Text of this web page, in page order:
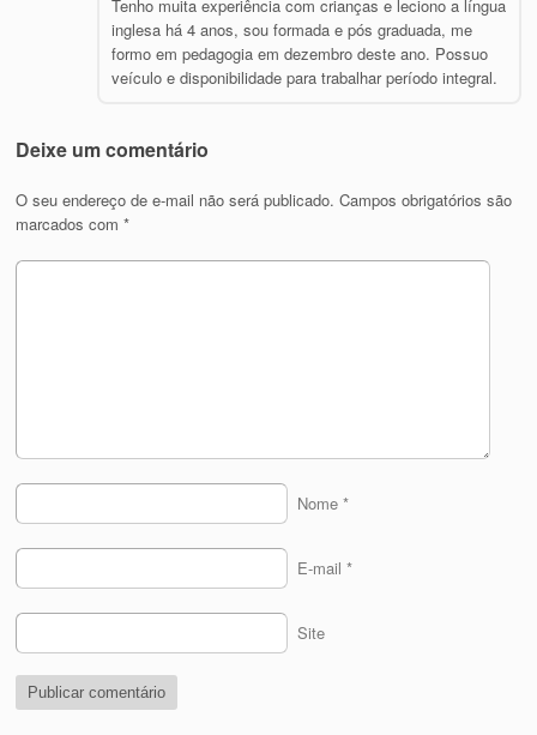
Tenho muita experiência com crianças e leciono a língua
inglesa há 4 anos, sou formada e pós graduada, me
formo em pedagogia em dezembro deste ano. Possuo
veículo e disponibilidade para trabalhar período integral.
Deixe um comentário
O seu endereço de e-mail não será publicado. Campos obrigatórios são
marcados com*
Nome *
E-mail *
Site